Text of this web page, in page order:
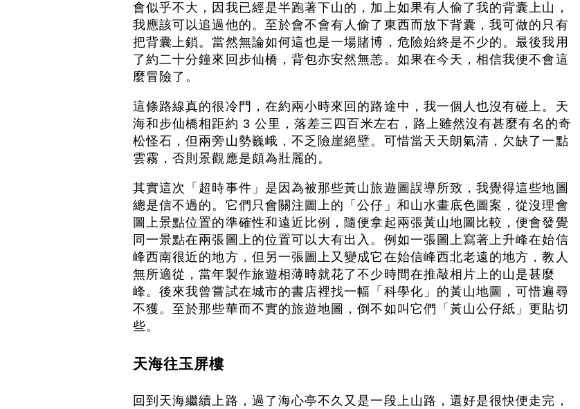
會似乎不大，因我已經是半跑著下山的，加上如果有人偷了我的背囊上山，
我應該可以追過他的。至於會不會有人偷了東西而放下背囊，我可做的只有
把背囊上鎖。當然無論如何這也是一場賭博，危險始終是不少的。最後我用
了約二十分鐘來回步仙橋，背包亦安然無恙。如果在今天，相信我便不會這
麼冒險了。
這條路線真的很冷門，在約兩小時來回的路途中，我一個人也沒有碰上。天
海和步仙橋相距約 3 公里，落差三四百米左右，路上雖然沒有甚麼有名的奇
松怪石，但兩旁山勢巍峨，不乏險崖絕壁。可惜當天天朗氣清，欠缺了一點
雲霧，否則景觀應是頗為壯麗的。
其實這次「超時事件」是因為被那些黃山旅遊圖誤導所致，我覺得這些地圖
總是信不過的。它們只會關注圖上的「公仔」和山水畫底色圖案，從沒理會
圖上景點位置的準確性和遠近比例，隨便拿起兩張黃山地圖比較，便會發覺
同一景點在兩張圖上的位置可以大有出入。例如一張圖上寫著上升峰在始信
峰西南很近的地方，但另一張圖上又變成它在始信峰西北老遠的地方，教人
無所適從，當年製作旅遊相薄時就花了不少時間在推敲相片上的山是甚麼
峰。後來我曾嘗試在城市的書店裡找一幅「科學化」的黃山地圖，可惜遍尋
不獲。至於那些華而不實的旅遊地圖，倒不如叫它們「黃山公仔紙」更貼切
些。
天海往玉屏樓
回到天海繼續上路，過了海心亭不久又是一段上山路，還好是很快便走完，